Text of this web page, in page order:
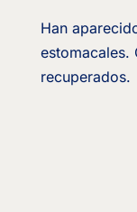
Han
estomacales.
recuperados.